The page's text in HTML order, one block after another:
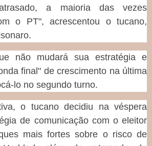
atrasado, a maioria das vezes
o PT", acrescentou o tucano,
não mudará sua estratégia e
final" de crescimento na última
lo no segundo turno.
o tucano decidiu na véspera
de comunicação com o eleitor
mais fortes sobre o risco de